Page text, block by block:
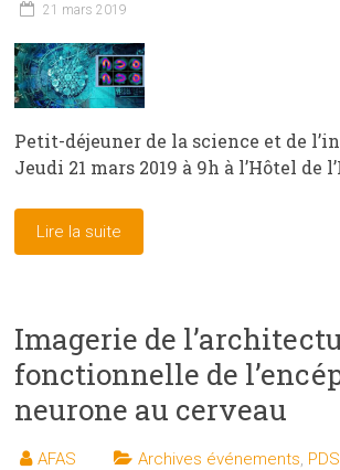
21 mars 2019
Petit-déjeuner de la science et de
Jeudi 21 mars 2019 à 9h à l’Hôtel de
Lire la suite
Imagerie de
fonctionnelle de
neurone au cerveau
AFAS Archives événements,